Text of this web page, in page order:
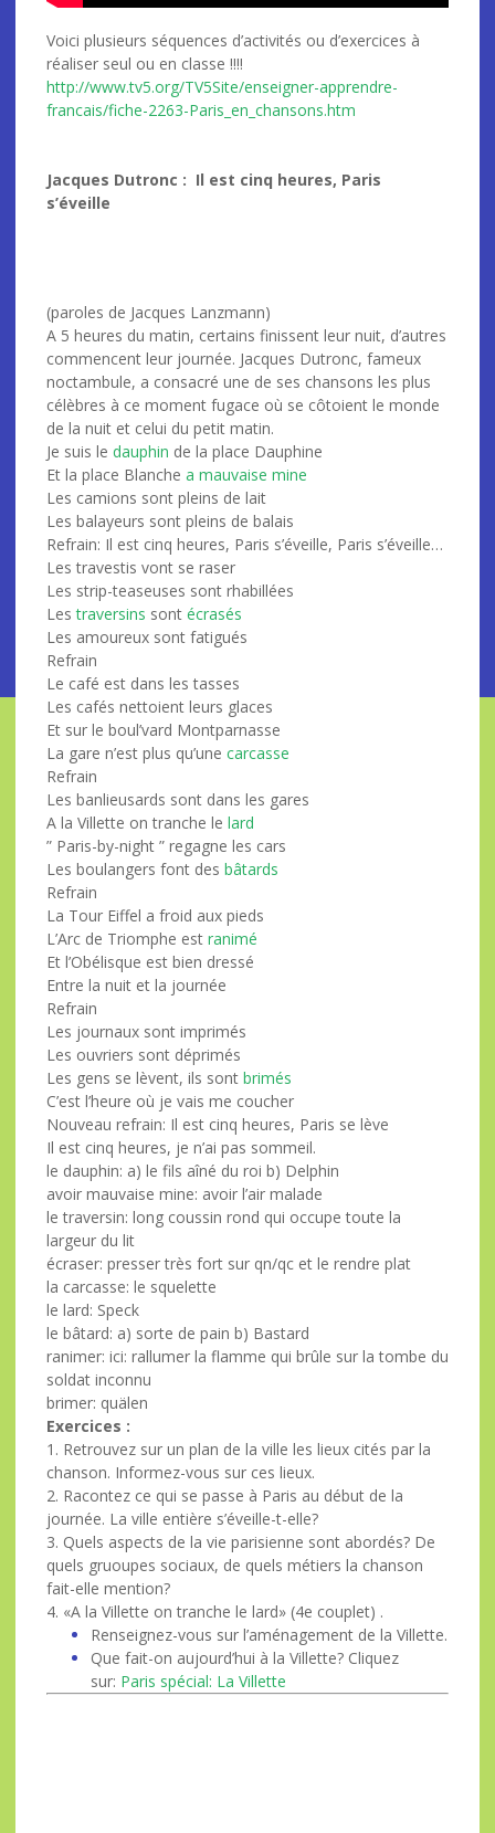
Voici plusieurs séquences d’activités ou d’exercices à
réaliser seul ou en classe !!!!
http://www.tv5.org/TV5Site/enseigner-apprendre-
francais/fiche-2263-Paris_en_chansons.htm
Jacques Dutronc : Il est cinq heures, Paris
s’éveille
(paroles de Jacques Lanzmann)
A 5 heures du matin, certains finissent leur nuit, d’autres
commencent leur journée. Jacques Dutronc, fameux
noctambule, a consacré une de ses chansons les plus
célèbres à ce moment fugace où se côtoient le monde
de la nuit et celui du petit matin.
Je suis le dauphin de la place Dauphine
Et la place Blanche a mauvaise mine
Les camions sont pleins de lait
Les balayeurs sont pleins de balais
Refrain: Il est cinq heures, Paris s’éveille, Paris s’éveille…
Les travestis vont se raser
Les strip-teaseuses sont rhabillées
Lestraversins sont écrasés
Les amoureux sont fatigués
Refrain
Le café est dans les tasses
Les cafés nettoient leurs glaces
Et sur le boul’vard Montparnasse
La gare n’est plus qu’une carcasse
Refrain
Les banlieusards sont dans les gares
A la Villette on tranche le lard
” Paris-by-night ” regagne les cars
Les boulangers font des bâtards
Refrain
La Tour Eiffel a froid aux pieds
L’Arc de Triomphe est ranimé
Et l’Obélisque est bien dressé
Entre la nuit et la journée
Refrain
Les journaux sont imprimés
Les ouvriers sont déprimés
Les gens se lèvent, ils sont brimés
C’est l’heure où je vais me coucher
Nouveau refrain: Il est cinq heures, Paris se lève
Il est cinq heures, je n’ai pas sommeil.
le dauphin: a) le fils aîné du roi b) Delphin
avoir mauvaise mine: avoir l’air malade
letraversin: long coussin rond qui occupe toute la
largeur du lit
écraser: presser très fort sur qn/qc et le rendre plat
la carcasse: le squelette
le lard: Speck
le bâtard: a) sorte de pain b) Bastard
ranimer: ici: rallumer la flamme qui brûle sur la tombe du
soldat inconnu
brimer: quälen
Exercices :
1. Retrouvez sur un plan de la ville les lieux cités par la
chanson. Informez-vous sur ces lieux.
2. Racontez ce qui se passe à Paris au début de la
journée. La ville entière s’éveille-t-elle?
3. Quels aspects de la vie parisienne sont abordés? De
quels gruoupes sociaux, de quels métiers la chanson
fait-elle mention?
4. «A la Villette on tranche le lard» (4e couplet) .
Renseignez-vous sur l’aménagement de la Villette.
Que fait-on aujourd’hui à la Villette? Cliquez
sur: Paris spécial: La Villette